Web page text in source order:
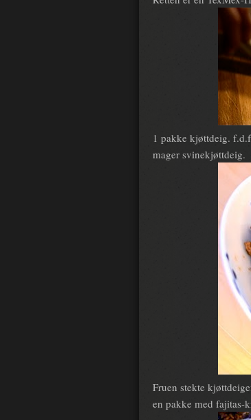
1 pakke kjøttdeig.
mager svinekjøttdeig.
Fruen stekte
en pakke med fajitas-